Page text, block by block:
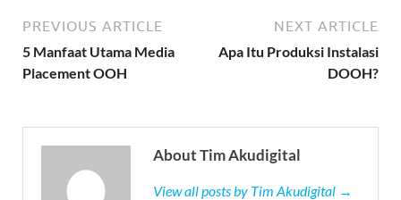
PREVIOUS ARTICLE
5 Manfaat Utama Media
Placement OOH
NEXT ARTICLE
Apa Itu Produksi Instalasi
DOOH?
About Tim Akudigital
View all posts by Tim Akudigital →